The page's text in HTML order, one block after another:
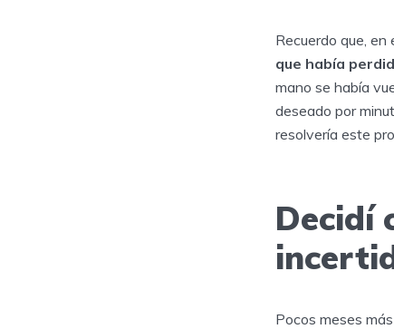
Recuerdo que, en
que había
mano se había
deseado por
resolvería este
Decidí
Pocos meses